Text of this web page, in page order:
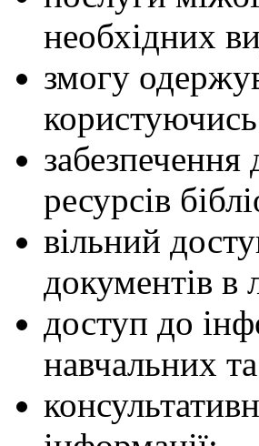
необхідних
змогу
ресурсів
вільний
документів в
доступ до
навчальних